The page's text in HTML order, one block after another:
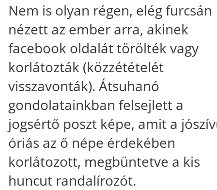
Nem is olyan régen, elég furcsán
nézett az ember arra, akinek
facebook oldalát törölték vagy
korlátozták (közzétételét
visszavonták). Átsuhanó
gondolatainkban felsejlett a
jogsértő poszt képe, amit a
óriás az ő népe érdekében
korlátozott, megbüntetve a kis
huncut randalírozót.